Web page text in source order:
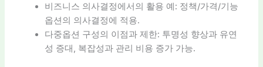
비즈니스 의사결정에서의 활용 예: 정책/가격/기능
옵션의 의사결정에 적용.
다중옵션 구성의 이점과 제한: 투명성 향상과 유연
성 증대, 복잡성과 관리 비용 증가 가능.